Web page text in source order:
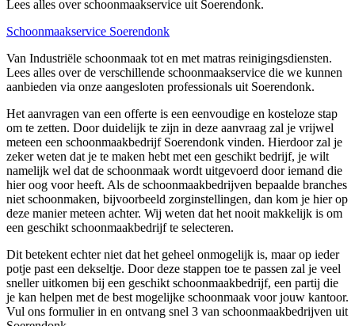
Lees alles over schoonmaakservice uit Soerendonk.
Schoonmaakservice Soerendonk
Van Industriële schoonmaak tot en met matras reinigingsdiensten.
Lees alles over de verschillende schoonmaakservice die we kunnen
aanbieden via onze aangesloten professionals uit Soerendonk.
Het aanvragen van een offerte is een eenvoudige en kosteloze stap
om te zetten. Door duidelijk te zijn in deze aanvraag zal je vrijwel
meteen een schoonmaakbedrijf Soerendonk vinden. Hierdoor zal je
zeker weten dat je te maken hebt met een geschikt bedrijf, je wilt
namelijk wel dat de schoonmaak wordt uitgevoerd door iemand die
hier oog voor heeft. Als de schoonmaakbedrijven bepaalde branches
niet schoonmaken, bijvoorbeeld zorginstellingen, dan kom je hier op
deze manier meteen achter. Wij weten dat het nooit makkelijk is om
een geschikt schoonmaakbedrijf te selecteren.
Dit betekent echter niet dat het geheel onmogelijk is, maar op ieder
potje past een dekseltje. Door deze stappen toe te passen zal je veel
sneller uitkomen bij een geschikt schoonmaakbedrijf, een partij die
je kan helpen met de best mogelijke schoonmaak voor jouw kantoor.
Vul ons formulier in en ontvang snel 3 van schoonmaakbedrijven uit